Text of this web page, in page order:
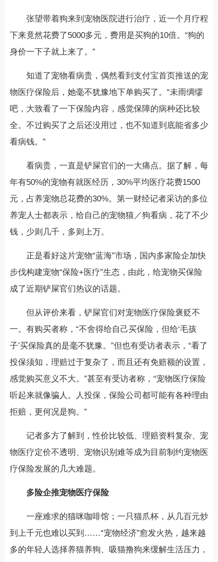
张望带着狗来到宠物医院进行治疗，近一个月疗程
下来竟然花费了5000多元，费用是买狗的10倍。“狗的
身价一下子就上来了。”
知道了宠物看病贵，偶然看到支付宝首页推送的宠
物医疗保险后，她毫不犹豫地下单购买了。“未雨绸缪
吧，大致看了一下保险内容，感觉保障的病种还比较
全。不过购买了之后还没用过，也不知道到底能省多少
看病钱。”
看病贵，一直是铲屎官们的一大痛点。据了解，每
年有50%的宠物有就医经历，30%平均医疗花费1500
元，占养宠物总花费的30%。第一财经记者采访的多位
养宠人士都表示，给自己的宠物猫／狗看病，花了不少
钱，少则几千，多则上万。
正是看好这片宠物“蓝海”市场，国内多家险企加快
步伐构建宠物“保险+医疗”生态，由此，给宠物买保险
成了近期铲屎官们热议的话题。
但从评价来看，铲屎官们对宠物医疗保险褒贬不
一。有购买者称，“不舍得给自己买保险，但给‘毛孩
子’买保险真的是毫不犹豫。”但也有受访者表示，“看了
投保须知，理赔过于复杂了，而且还有免赔额的设置，
感觉购买意义不大。”甚至有受访者称，“宠物医疗保险
听起来就像骗人。人投保，保险公司都可能有各种理由
拒赔，更何况是狗。”
记者多方了解到，性价比较低、理赔资料复杂、宠
物医疗定价不透明、宠物识别难等成为目前制约宠物医
疗保险发展的几大难题。
多险企推宠物医疗保险
一座难求的猫咪咖啡馆；一只猫爪杯，从几百元炒
到上千元也难以买到……“宠物经济”愈发火热，越来越
多的年轻人选择养猫养狗、吸猫撸狗来缓解生活压力，